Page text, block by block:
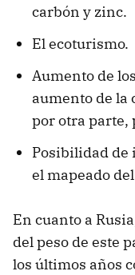
carbón y zinc.
El ecoturismo.
Aumento de
aumento de la
por otra parte,
Posibilidad
el mapeado
En cuanto a
del peso de este
los últimos años